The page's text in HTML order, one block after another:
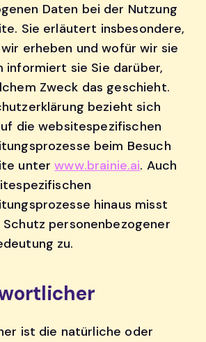
Daten bei der Nutzung
Sie erläutert insbesondere,
erheben und wofür wir sie
informiert sie Sie darüber,
Zweck das geschieht.
bezieht sich
die websitespezifischen
beim Besuch
unterwww.brainie.ai. Auch
hinaus misst
personenbezogener
zu.
ist die natürliche oder